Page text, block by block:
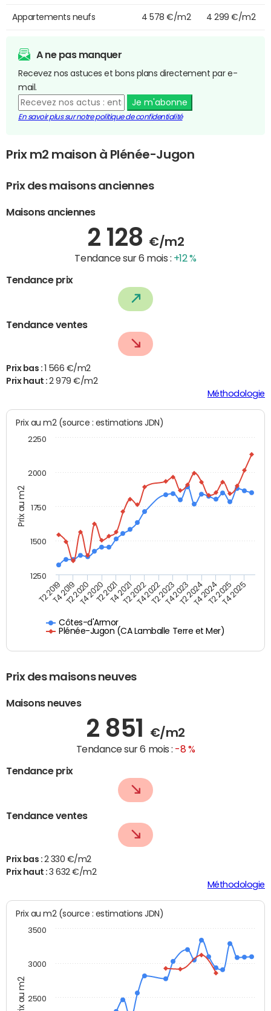
Appartements neufs 4 578 €/m2 4 299 €/m2
A ne pas manquer
Recevez nos astuces et bons plans directement par e-
mail.
Je m'abonne
En savoir plus sur notre politique de confidentialité
Prix m2 maison à Plénée-Jugon
Prix des maisons anciennes
Maisons anciennes
2 128 €/m2
Tendance sur 6 mois : +12 %
Tendance prix
Tendance ventes
Prix bas : 1 566 €/m2
Prix haut :2 979 €/m2
Méthodologie
Prix au m2
Prix au m2 (source : estimations JDN)
Côtes-d'Armor
Plénée-Jugon (CA Lamballe Terre et Mer)
T2 2019T4 2019T2 2020T4 2020T2 2021T4 2021T2 2022T4 2022T2 2023T4 2023T2 2024T4 2024T2 2025T4 2025
1250
1500
1750
2000
2250
Prix des maisons neuves
Maisons neuves
2 851 €/m2
Tendance sur 6 mois : -8 %
Tendance prix
Tendance ventes
Prix bas : 2 330 €/m2
Prix haut :3 632 €/m2
Méthodologie
Prix au m2
Prix au m2 (source : estimations JDN)
2500
3000
3500